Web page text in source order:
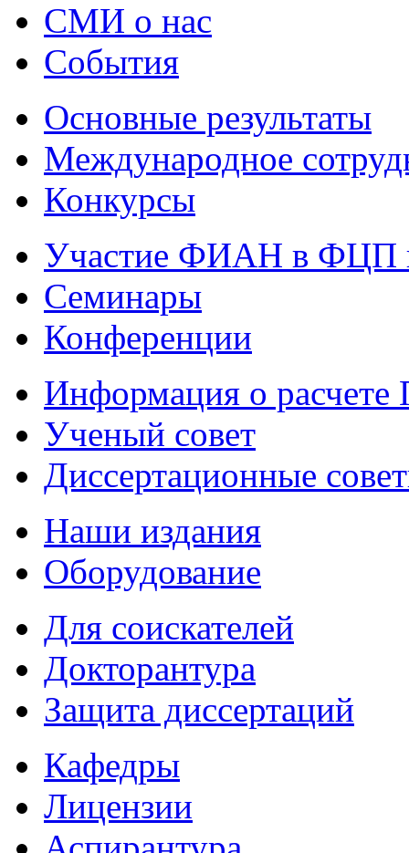
СМИ о нас
События
Основные результаты
Международное
Конкурсы
Участие ФИАН в ФЦП
Семинары
Конференции
Информация о
Ученый совет
Диссертационные
Наши издания
Оборудование
Для соискателей
Докторантура
Защита диссертаций
Кафедры
Лицензии